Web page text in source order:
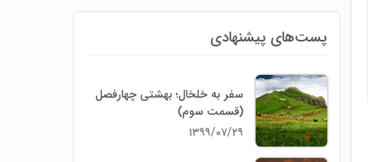
پست‌های پیشنهادی
سفر به خلخال؛ بهشتی چهارفصل
(قسمت سوم)
۱۳۹۹/۰۷/۲۹